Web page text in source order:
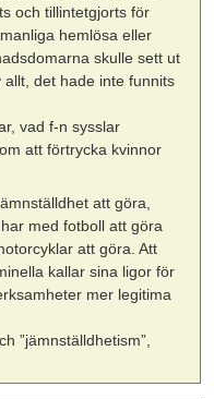
och tillintetgjorts för
hemlösa eller
skulle sett ut
det hade inte funnits
vad f-n sysslar
att förtrycka kvinnor
att göra,
med fotboll att göra
att göra. Att
kallar sina ligor för
mer legitima
”jämnställdhetism”,